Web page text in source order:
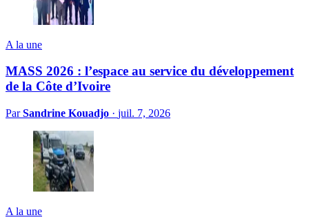
A la une
MASS 2026 : l’espace au service du développement
de la Côte d’Ivoire
ParSandrine Kouadjo · juil. 7, 2026
A la une